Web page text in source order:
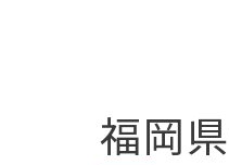
福岡